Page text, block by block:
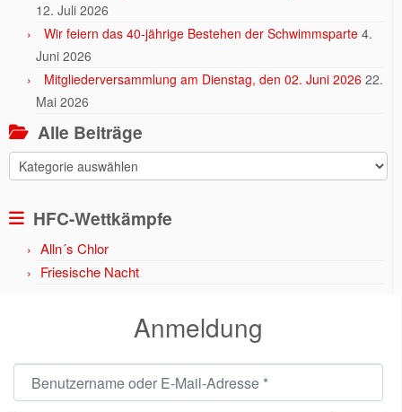
12. Juli 2026
Wir feiern das 40-jährige Bestehen der Schwimmsparte 4.
Juni 2026
Mitgliederversammlung am Dienstag, den 02. Juni 2026 22.
Mai 2026
Alle Beiträge
Alle
Beiträge
HFC-Wettkämpfe
Alln´s Chlor
Friesische Nacht
Anmeldung